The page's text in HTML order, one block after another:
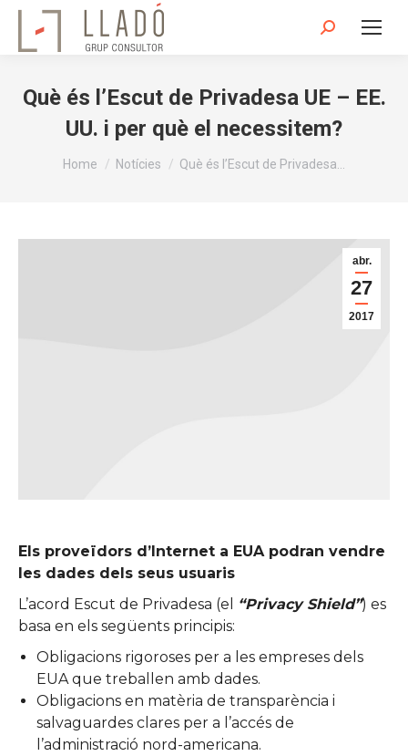
Search:
Què és l’Escut de Privadesa UE – EE.
UU. i per què el necessitem?
You are here:
Home Notícies Què és l’Escut de Privadesa…
abr.
27
2017
Els proveïdors d’Internet a EUA podran vendre
les dades dels seus usuaris
L’acord Escut de Privadesa (el
“Privacy Shield”) es
basa en els següents principis:
Obligacions rigoroses per a les empreses dels
EUA que treballen amb dades.
Obligacions en matèria de transparència i
salvaguardes clares per a l’accés de
l’administració nord-americana.